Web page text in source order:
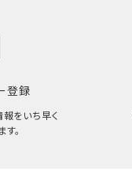
登録
をいち早く
。